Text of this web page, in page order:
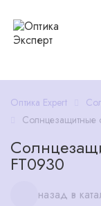
Оптика Expert
Солнцезащитные
FT0930
назад в